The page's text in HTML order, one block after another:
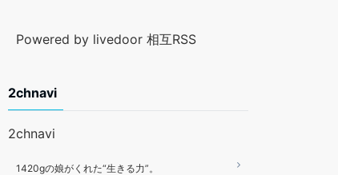
Powered by livedoor 相互RSS
2chnavi
2chnavi
1420gの娘がくれた“生きる力”。